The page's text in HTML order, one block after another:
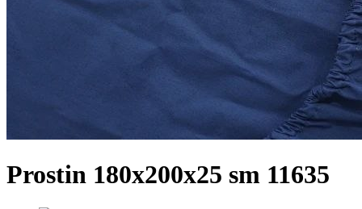
Prostin 180x200x25 sm 11635